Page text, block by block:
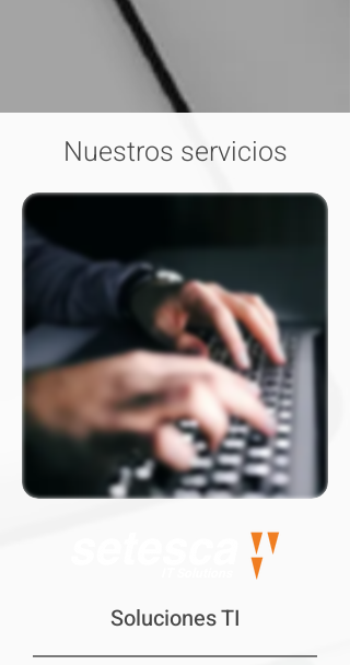
Nuestros servicios
Soluciones TI